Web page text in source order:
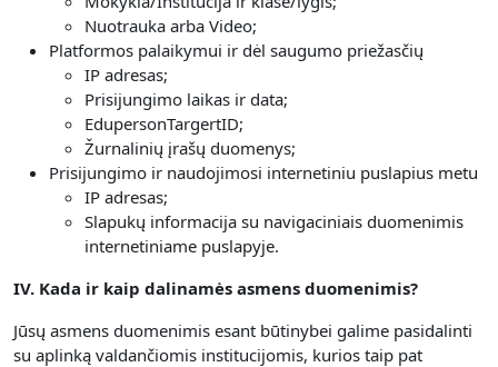
Nuotrauka arba Video;
Platformos palaikymui ir dėl saugumo priežasčių
IP adresas;
Prisijungimo laikas ir data;
EdupersonTargertID;
Žurnalinių įrašų duomenys;
Prisijungimo ir naudojimosi internetiniu puslapius metu
IP adresas;
Slapukų informacija su navigaciniais duomenimis
internetiniame puslapyje.
IV. Kada ir kaip dalinamės asmens duomenimis?
Jūsų asmens duomenimis esant būtinybei galime pasidalinti
su aplinką valdančiomis institucijomis, kurios taip pat